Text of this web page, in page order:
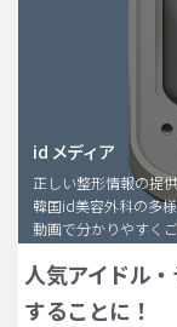
脂肪注入(アンチエイジ
豊胸手術・バストアップ
プチ整形
脂肪吸引 (大容量)
メンズ整形
id メディア
正しい整形情報の提
韓国id美容外科の多
動画で分かりやすくご
人気アイドル
することに！